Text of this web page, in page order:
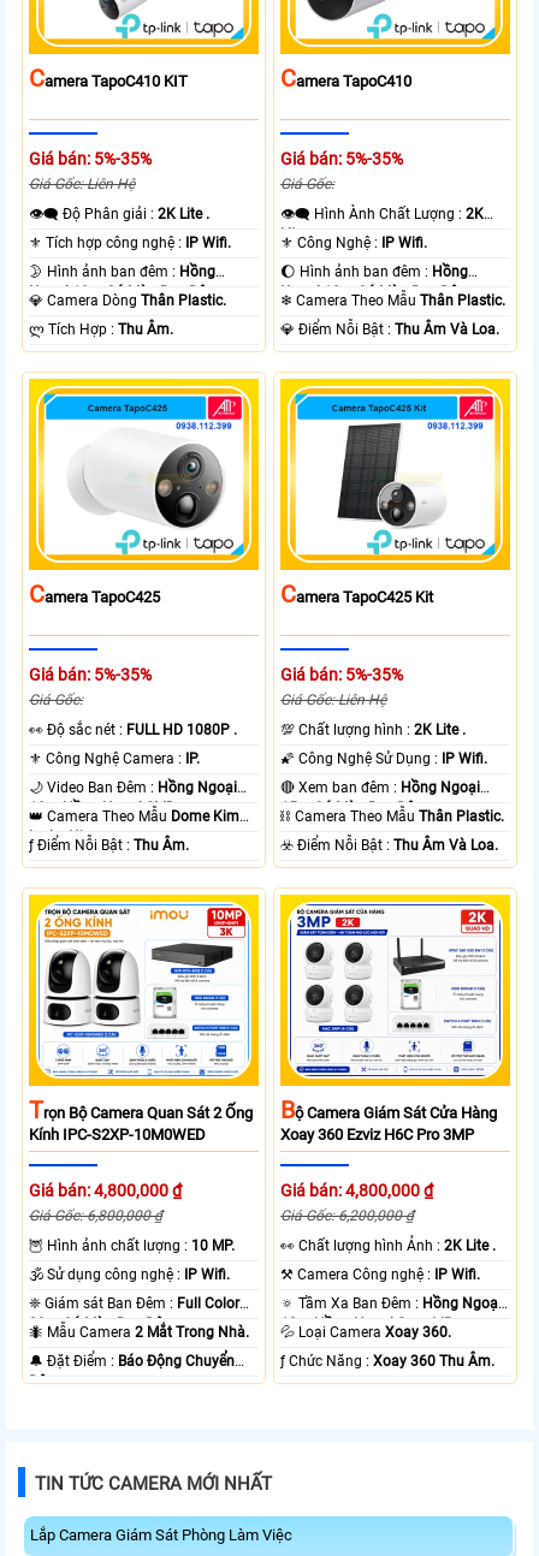
CAmera TapoC410 KIT
Giá bán: 5%-35%
Giá Gốc: Liên Hệ
👁️‍🗨 Độ Phân giải :2K Lite .
⚜️ Tích hợp công nghệ : IP Wifi.
🌛 Hình ảnh ban đêm : Hồng
Ngoại 10m Có Màu Ban Ðêm.
💎 Camera DòngThân Plastic.
️ლ Tích Hợp :Thu Âm.
CAmera TapoC410
Giá bán: 5%-35%
Giá Gốc:
👁️‍🗨 Hình Ành Chất Lượng :2K
Lite .
⚜️ Công Nghệ : IP Wifi.
🌔 Hình ảnh ban đêm : Hồng
Ngoại 10m Có Màu Ban Ðêm.
❄ Camera Theo MẫuThân Plastic.
️💎 Điểm Nỗi Bật :Thu Âm Và Loa.
CAmera TapoC425
Giá bán: 5%-35%
Giá Gốc:
️👀 Độ sắc nét : FULL HD 1080P .
⚜️ Công Nghệ Camera : IP.
🌙 Video Ban Đêm : Hồng Ngoại
10m Hồng Ngoại SMD.
👑 Camera Theo Mẫu Dome Kim
loại + Nhựa.
️ƒ Điểm Nỗi Bật :Thu Âm.
CAmera TapoC425 Kit
Giá bán: 5%-35%
Giá Gốc: Liên Hệ
💯 Chất lượng hình :2K Lite .
🌠 Công Nghệ Sử Dụng : IP Wifi.
🔴 Xem ban đêm : Hồng Ngoại
15m Có Màu Ban Ðêm.
⛓ Camera Theo MẫuThân Plastic.
️☣️ Điểm Nỗi Bật :Thu Âm Và Loa.
TRọn Bộ Camera Quan Sát 2 Ống
Kính IPC-S2XP-10M0WED
Giá bán: 4,800,000 ₫
Giá Gốc: 6,800,000 ₫
🦉 Hình ảnh chất lượng : 10 MP.
🕉️ Sử dụng công nghệ : IP Wifi.
❈ Giám sát Ban Đêm : Full Color
20m Có Màu Ban Ðêm.
🐜 Mẫu Camera2 Mắt Trong Nhà.
️🔔 Đặt Điểm : Báo Động Chuyển
Động.
BỘ Camera Giám Sát Cửa Hàng
Xoay 360 Ezviz H6C Pro 3MP
Giá bán: 4,800,000 ₫
Giá Gốc: 6,200,000 ₫
️👀 Chất lượng hình Ảnh :2K Lite .
⚒ Camera Công nghệ : IP Wifi.
🔅 Tầm Xa Ban Đêm : Hồng Ngoại
10m Hồng Ngoại Smart IR.
💦 Loại CameraXoay 360.
️ƒ Chức Năng :Xoay 360 Thu Âm.
TIN TỨC CAMERA MỚI NHẤT
Lắp Camera Giám Sát Phòng Làm Việc